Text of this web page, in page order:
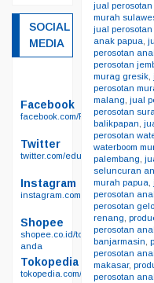
jual
murah
jual
anak papua
perosotan
perosotan
murag gresik,
perosotan
malang jual
perosotan
balikpapan
perosotan
waterboom
palembang
seluncuran
murah papua
perosotan
perosotan
renang
perosotan
banjarmasin
perosotan
makasar,
perosotan
SOCIAL
MEDIA
Facebook
facebook.com/
Twitter
twitter.com/edukasisby
Instagram
instagram.com/
Shopee
shopee.co.id/toko-
anda
Tokopedia
tokopedia.com/edutoyssurabaya